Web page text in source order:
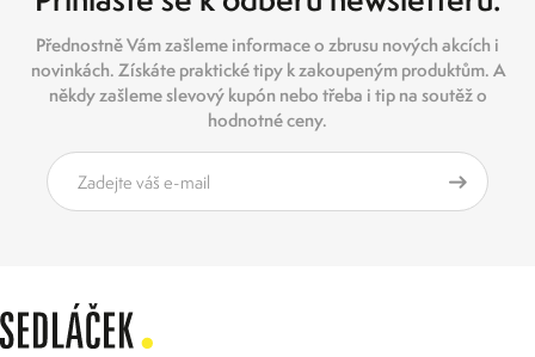
Přednostně Vám zašleme informace o zbrusu nových akcích i
novinkách. Získáte praktické tipy k zakoupeným produktům. A
někdy zašleme slevový kupón nebo třeba i tip na soutěž o
hodnotné ceny.